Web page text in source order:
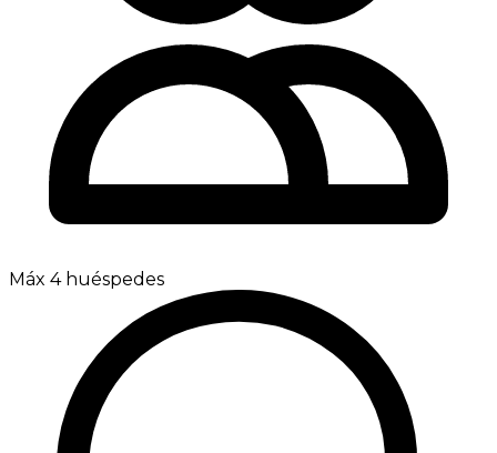
Máx 4 huéspedes